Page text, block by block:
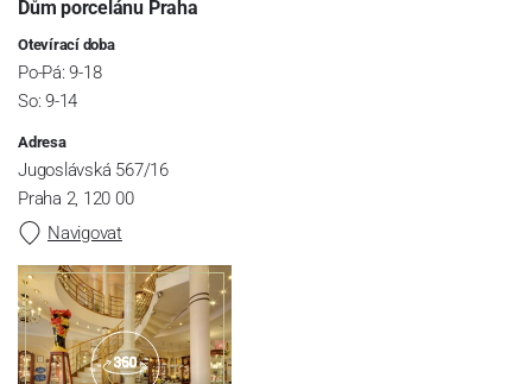
Dům porcelánu Praha
Otevírací doba
Po-Pá: 9-18
So: 9-14
Adresa
Jugoslávská 567/16
Praha 2, 120 00
Navigovat